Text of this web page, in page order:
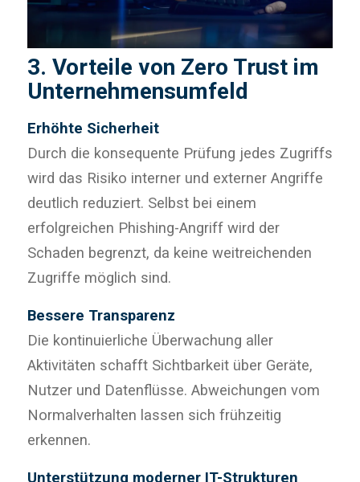
3. Vorteile von Zero Trust im
Unternehmensumfeld
Erhöhte Sicherheit
Durch die konsequente Prüfung jedes Zugriffs
wird das Risiko interner und externer Angriffe
deutlich reduziert. Selbst bei einem
erfolgreichen Phishing-Angriff wird der
Schaden begrenzt, da keine weitreichenden
Zugriffe möglich sind.
Bessere Transparenz
Die kontinuierliche Überwachung aller
Aktivitäten schafft Sichtbarkeit über Geräte,
Nutzer und Datenflüsse. Abweichungen vom
Normalverhalten lassen sich frühzeitig
erkennen.
Unterstützung moderner IT-Strukturen